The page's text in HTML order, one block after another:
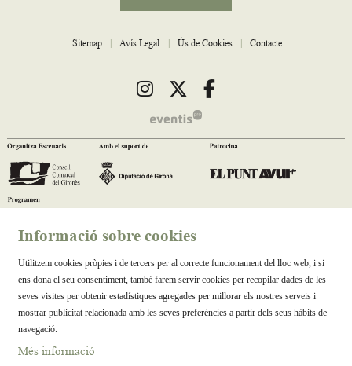
Sitemap | Avís Legal | Ús de Cookies | Contacte
Link a instagram
Link a twitter
Link a facebook
Informació sobre cookies
Utilitzem cookies pròpies i de tercers per al correcte funcionament del lloc web, i si
ens dona el seu consentiment, també farem servir cookies per recopilar dades de les
seves visites per obtenir estadístiques agregades per millorar els nostres serveis i
mostrar publicitat relacionada amb les seves preferències a partir dels seus hàbits de
navegació.
Més informació